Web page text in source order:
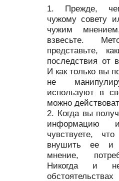
Прежде,
чужому совету
чужим
взвесьте.
представьте,
последствия от
И как только вы
не
используют в
можно
Когда вы
чувствуете,
внушить ее и
мнение,
Никогда и